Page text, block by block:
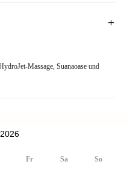
Massage, Suanaoase und
Fr Sa So